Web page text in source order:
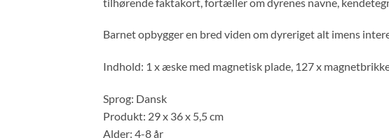
Barnet opbygger en bred viden om dyreriget alt imens
Indhold: 1 x æske med magnetisk plade, 127 x
Sprog: Dansk
Produkt: 29 x 36 x 5,5 cm
Alder: 4-8 år